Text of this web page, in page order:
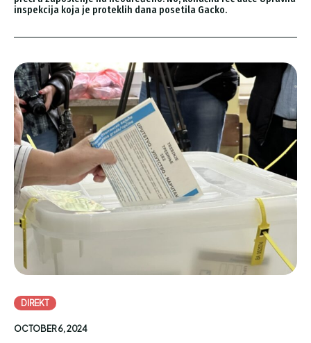
inspekcija koja je proteklih dana posetila Gacko.
DIREKT
OCTOBER 6, 2024